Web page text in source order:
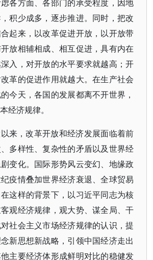
各方面、各部门的承受程度，因地
积少成多，逐步推进。同时，把改
起来，以改革促进开放，以开放带
放相辅相成、相互促进，具有内在
入，对开放的水平要求就越高；开
革的促进作用就越大。在生产社会
今天，各国的发展都离不开世界，
经济规律。
来，改革开放和经济发展面临着前
多样性、复杂性的矛盾以及世界经
变化。国际形势风云变幻、地缘政
疫情叠加世界经济衰退、全球贸易
这样的背景下，以习近平同志为核
观经济规律，观大势、谋全局、干
社会主义市场经济规律的认识，提
新思想新战略，引领中国经济走出
主要经济体形成鲜明对比的稳健发